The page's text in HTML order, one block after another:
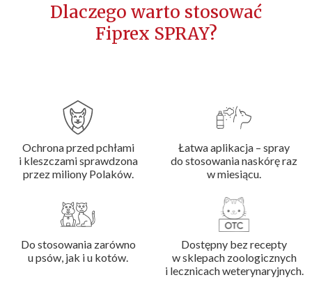
Dlaczego warto stosować
Fiprex SPRAY?
Ochrona przed pchłami
i kleszczami sprawdzona
przez miliony Polaków.
Łatwa aplikacja – spray
do stosowania naskórę raz
w miesiącu.
Do stosowania zarówno
u psów, jak i u kotów.
Dostępny bez recepty
w sklepach zoologicznych
i lecznicach weterynaryjnych.